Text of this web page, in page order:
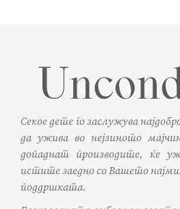
Секое дете го заслужува
да ужива во нејзиното
допаднат производите, ќе
истите заедно со Вашето
поддршката.